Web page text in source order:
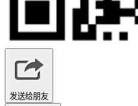
发送给朋友